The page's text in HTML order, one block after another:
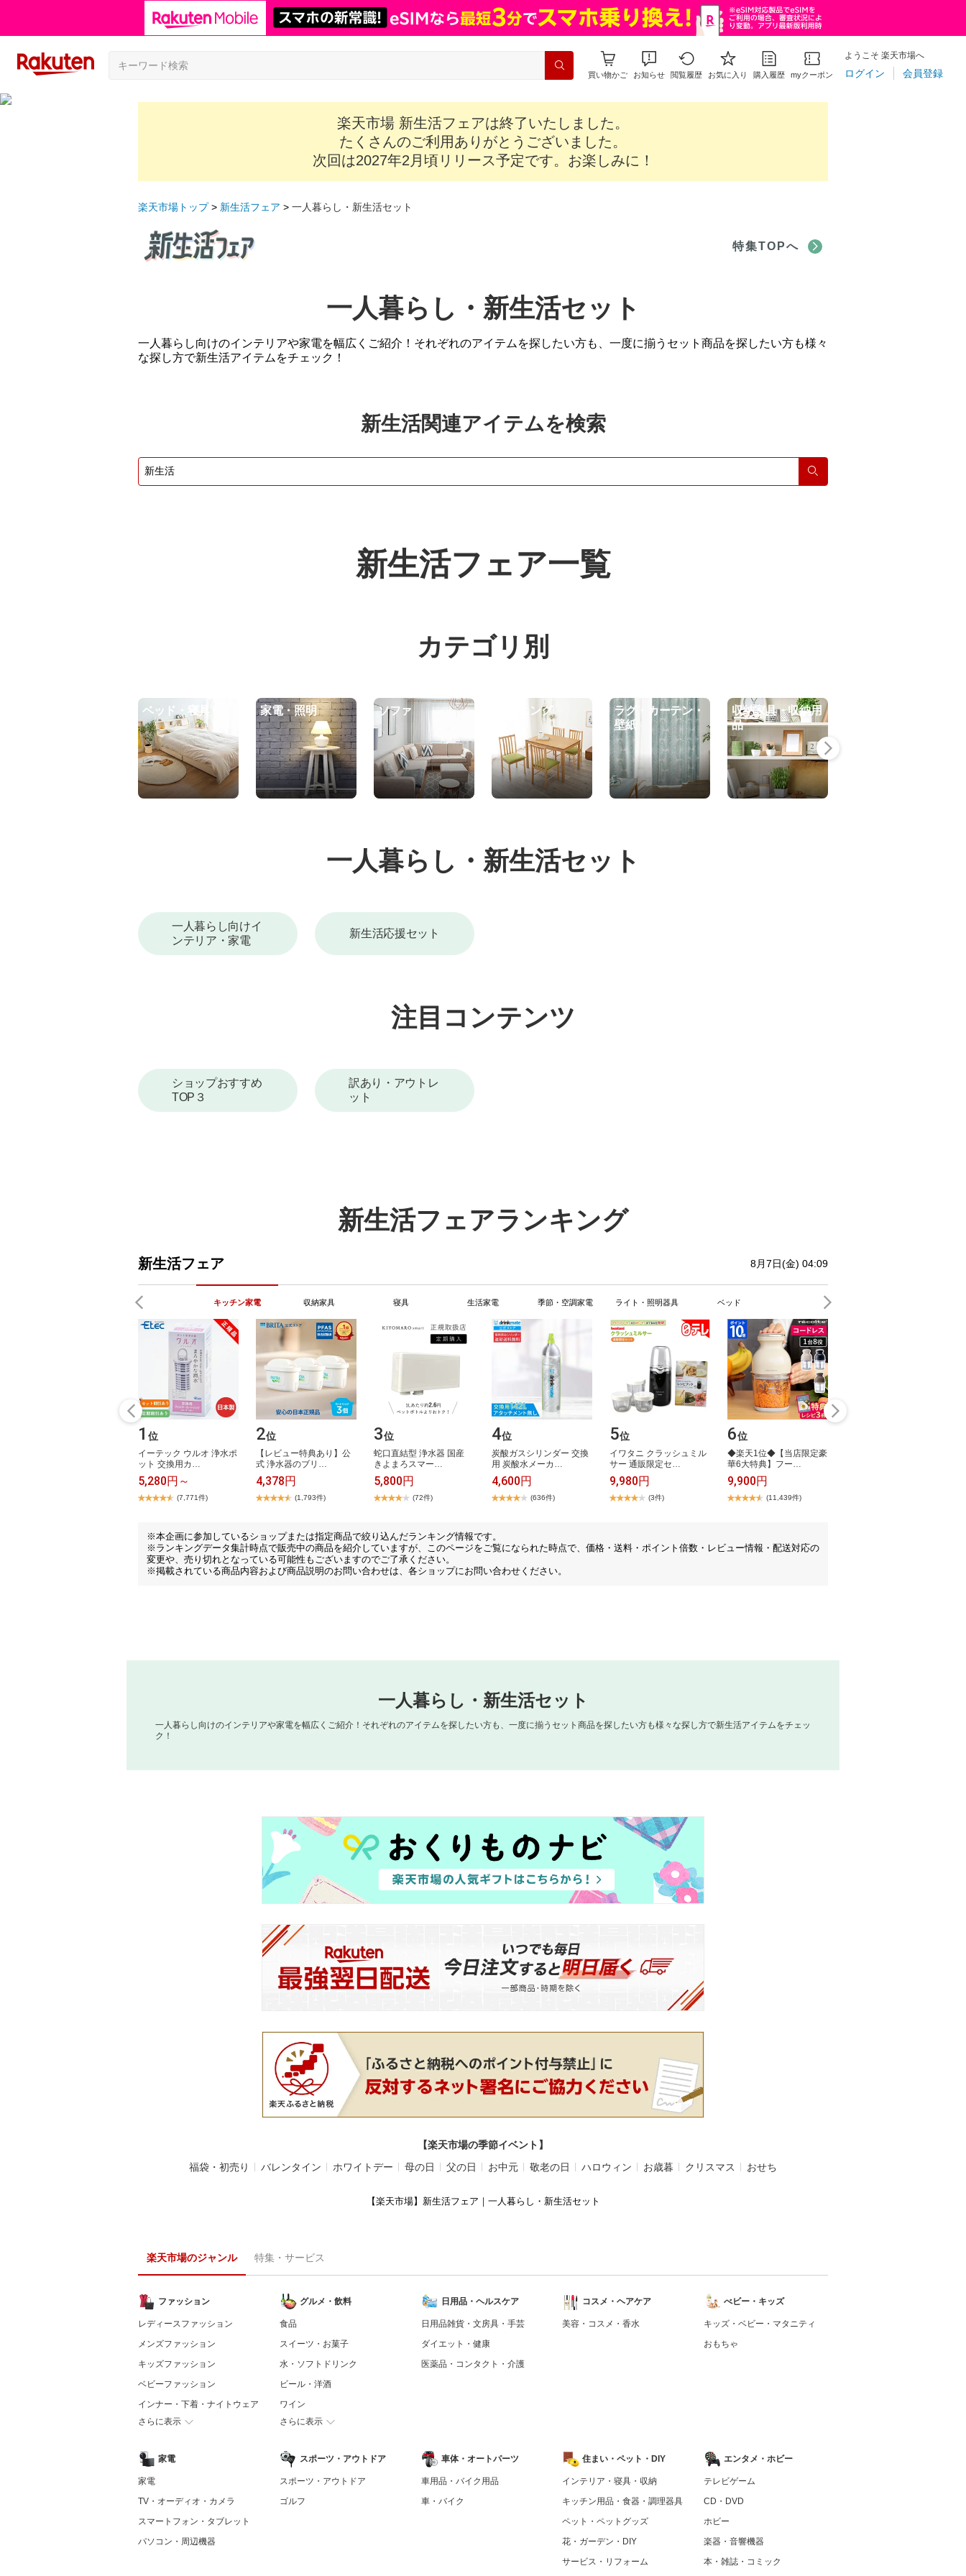
買い物かご お知らせ 閲覧履歴 お気に入り 購入履歴 myクーポン
ようこそ 楽天市場へ
ログイン 会員登録
楽天市場 新生活フェアは終了いたしました。
たくさんのご利用ありがとうございました。
次回は2027年2月頃リリース予定です。お楽しみに！
楽天市場トップ 新生活フェア 一人暮らし・新生活セット
特集TOPへ
一人暮らし・新生活セット
一人暮らし向けのインテリアや家電を幅広くご紹介！それぞれのアイテムを探したい方も、一度に揃うセット商品を探したい方も様々
な探し方で新生活アイテムをチェック！
新生活関連アイテムを検索
検索
新生活フェア一覧
カテゴリ別
ベッド・寝具 家電・照明 ソファ ダイニング
ラグ・カーテン・
壁紙
収納家具・収納用
品
一人暮らし・新生活セット
一人暮らし向けイ
ンテリア・家電
新生活応援セット
注目コンテンツ
ショップおすすめ
TOP３
訳あり・アウトレ
ット
新生活フェアランキング
新生活フェア 8月7日(金) 04:09
キッチン家電 収納家具 寝具 生活家電 季節・空調家電 ライト・照明器具 ベッド
1 位
イ​ー​テ​ッ​ク​ ​ウ​ル​オ​ ​浄​水​ポ​
ッ​ト​ ​交​換​用​カ​…
5,280円～
(7,771件)
2位
【​レ​ビ​ュ​ー​特​典​あ​り​】​公​
式​ ​浄​水​器​の​ブ​リ​…
4,378円
(1,793件)
3位
蛇​口​直​結​型​ ​浄​水​器​ ​国​産​ ​
き​よ​ま​ろ​ス​マ​ー​…
5,800円
(72件)
4位
炭​酸​ガ​ス​シ​リ​ン​ダ​ー​ ​交​換​
用​ ​炭​酸​水​メ​ー​カ​…
4,600円
(636件)
5位
イ​ワ​タ​ニ​ ​ク​ラ​ッ​シ​ュ​ミ​ル​
サ​ー​ ​通​販​限​定​セ​…
9,980円
(3件)
6位
◆​楽​天​1​位​◆​【​当​店​限​定​豪​
華​6​大​特​典​】​フ​ー​…
9,900円
(11,439件)
※本企画に参加しているショップまたは指定商品で絞り込んだランキング情報です。
※ランキングデータ集計時点で販売中の商品を紹介していますが、このページをご覧になられた時点で、価格・送料・ポイント倍数・レビュー情報・配送対応の
変更や、売り切れとなっている可能性もございますのでご了承ください。
※掲載されている商品内容および商品説明のお問い合わせは、各ショップにお問い合わせください。
一人暮らし・新生活セット
一人暮らし向けのインテリアや家電を幅広くご紹介！それぞれのアイテムを探したい方も、一度に揃うセット商品を探したい方も様々な探し方で新生活アイテムをチェッ
ク！
【楽天市場の季節イベント】
福袋・初売り
バレンタイン ホワイトデー 母の日 父の日 お中元 敬老の日 ハロウィン お歳暮 クリスマス おせち
【楽天市場】新生活フェア｜一人暮らし・新生活セット
楽天市場のジャンル 特集・サービス
ファッション
レディースファッション
メンズファッション
キッズファッション
ベビーファッション
インナー・下着・ナイトウェア
さらに表示
グルメ・飲料
食品
スイーツ・お菓子
水・ソフトドリンク
ビール・洋酒
ワイン
さらに表示
日用品・ヘルスケア
日用品雑貨・文房具・手芸
ダイエット・健康
医薬品・コンタクト・介護
コスメ・ヘアケア
美容・コスメ・香水
べビー・キッズ
キッズ・ベビー・マタニティ
おもちゃ
家電
家電
TV・オーディオ・カメラ
スマートフォン・タブレット
パソコン・周辺機器
スポーツ・アウトドア
スポーツ・アウトドア
ゴルフ
車体・オートパーツ
車用品・バイク用品
車・バイク
住まい・ペット・DIY
インテリア・寝具・収納
キッチン用品・食器・調理器具
ペット・ペットグッズ
花・ガーデン・DIY
サービス・リフォーム
エンタメ・ホビー
テレビゲーム
CD・DVD
ホビー
楽器・音響機器
本・雑誌・コミック